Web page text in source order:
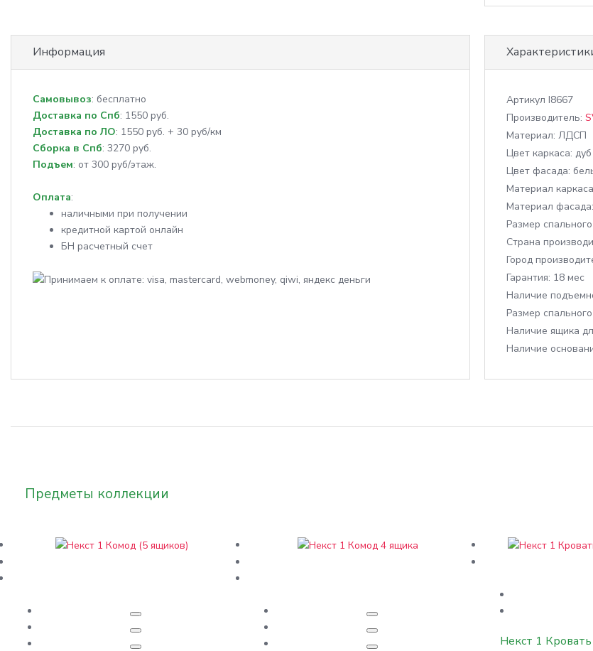
Информация
Самовывоз: бесплатно
Доставка по Спб: 1550 руб.
Доставка по ЛО: 1550 руб. + 30 руб/км
Сборка в Спб: 3270 руб.
Подъем: от 300 руб/этаж.
Оплата:
наличными при получении
кредитной картой онлайн
БН расчетный счет
Артикул I8667
Производитель:
Материал: ЛДСП
Цвет каркаса:
Цвет фасада:
Материал
Материал фасада:
Размер
Cтрана
Город
Гарантия: 18 мес
Наличие
Размер
Наличие ящика
Наличие
Предметы коллекции
Некст 1